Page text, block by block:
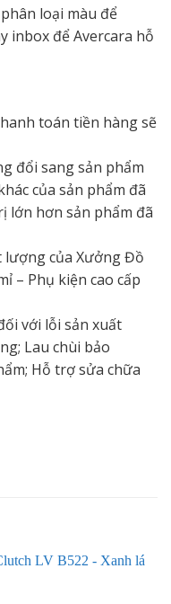
loại màu để
inbox để Avercara hỗ
toán tiền hàng sẽ
đổi sang sản phẩm
của sản phẩm đã
lớn hơn sản phẩm đã
lượng của Xưởng Đồ
– Phụ kiện cao cấp
với lỗi sản xuất
Lau chùi bảo
Hỗ trợ sửa chữa